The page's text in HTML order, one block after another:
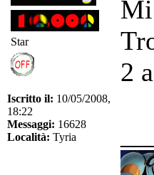
Star
Iscritto il: 10/05/2008,
18:22
Messaggi: 16628
Località: Tyria
Mi
2